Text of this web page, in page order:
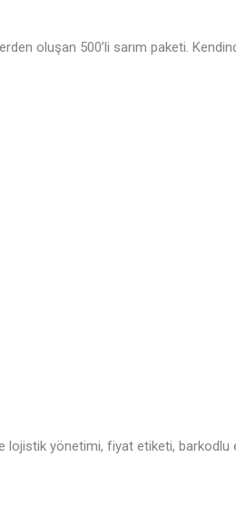
oluşan 500’li sarım paketi.
lojistik yönetimi, fiyat etiketi, barkodlu